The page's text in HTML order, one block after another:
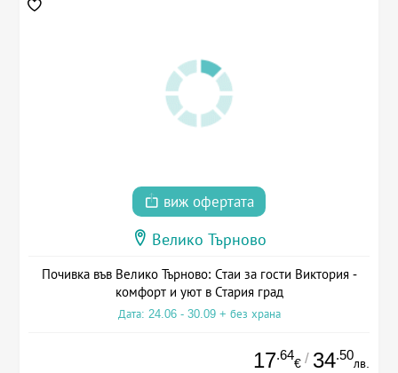
виж офертата
Велико Търново
Почивка във Велико Търново: Стаи за гости Виктория -
комфорт и уют в Стария град
Дата: 24.06 - 30.09 + без храна
17.64
€ / 34.50
лв.